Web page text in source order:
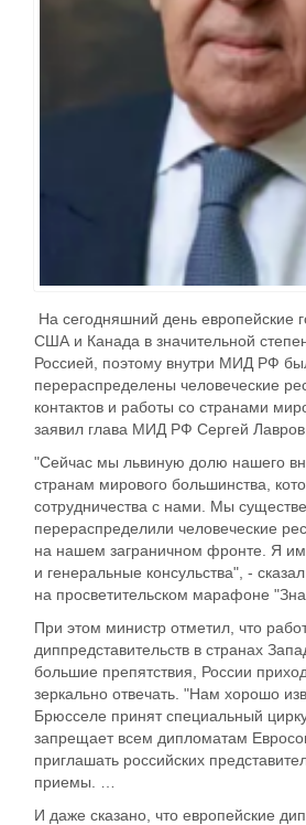
На сегодняшний день европейские
США и Канада в значительной
Россией, поэтому внутри МИД РФ
перераспределены человеческие
контактов и работы со странами
заявил глава МИД РФ Сергей Лавров.
"Сейчас мы львиную долю нашего
странам мирового большинства,
сотрудничества с нами. Мы
перераспределили человеческие
на нашем заграничном фронте. Я
и генеральные консульства", -
на просветительском марафоне
При этом министр отметил, что
диппредставительств в странах
большие препятствия, России
зеркально отвечать. "Нам хорошо
Брюсселе принят специальный
запрещает всем дипломатам
приглашать российских
приемы. …
И даже сказано, что европейские